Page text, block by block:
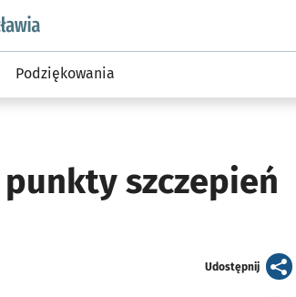
Prezydent Wrocławia
Podziękowania
punkty szczepień
Udostępnijartykuł